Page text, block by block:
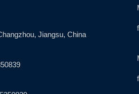
Jiangsu, China